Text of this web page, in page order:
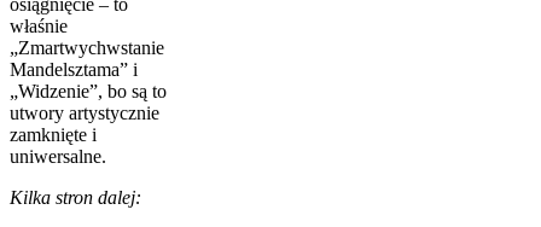
osiągnięcie – to
właśnie
„Zmartwychwstanie
Mandelsztama” i
„Widzenie”, bo są to
utwory artystycznie
zamknięte i
uniwersalne.
Kilka stron dalej: